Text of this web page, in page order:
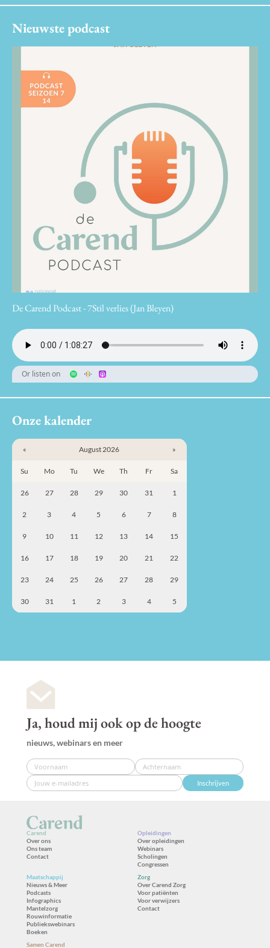
Nieuwste podcast
De Carend Podcast - 7Stil verlies (Jan Bleyen)
Or listen on
Onze kalender
« August 2026 »
Su Mo Tu We Th Fr Sa
26 27 28 29 30 31 1
2 3 4 5 6 7 8
9 10 11 12 13 14 15
16 17 18 19 20 21 22
23 24 25 26 27 28 29
30 31 1 2 3 4 5
Ja, houd mij ook op de hoogte
nieuws, webinars en meer
Inschrijven
Carend
Over ons
Ons team
Contact
Opleidingen
Over opleidingen
Webinars
Scholingen
Congressen
Maatschappij
Nieuws & Meer
Podcasts
Infographics
Mantelzorg
Rouwinformatie
Publiekswebinars
Boeken
Zorg
Over Carend Zorg
Voor patiënten
Voor verwijzers
Contact
Samen Carend